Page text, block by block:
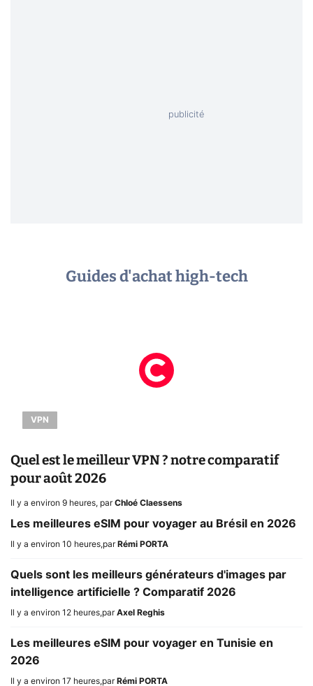
Guides d'achat high-tech
VPN
Quel est le meilleur VPN ? notre comparatif
pour août 2026
Il y a environ 9 heures, par Chloé Claessens
Les meilleures eSIM pour voyager au Brésil en 2026
Il y a environ 10 heures,par Rémi PORTA
Quels sont les meilleurs générateurs d'images par
intelligence artificielle ? Comparatif 2026
Il y a environ 12 heures,par Axel Reghis
Les meilleures eSIM pour voyager en Tunisie en
2026
Il y a environ 17 heures,par Rémi PORTA